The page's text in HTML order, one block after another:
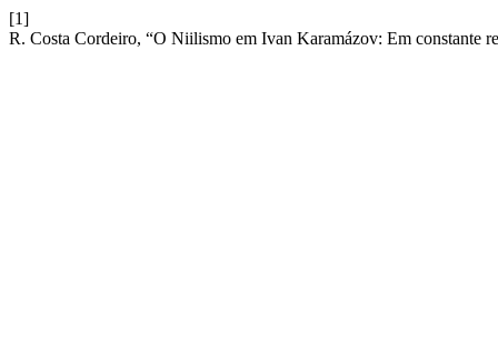
[1]
R. Costa Cordeiro, “O Niilismo em Ivan Karamázov: Em constante